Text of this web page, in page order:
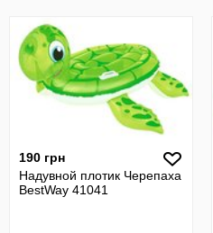
190 грн
Надувной плотик Черепаха
BestWay 41041